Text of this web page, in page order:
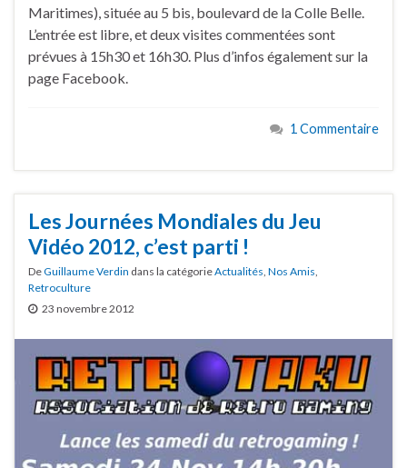
Maritimes), située au 5 bis, boulevard de la Colle Belle.
L’entrée est libre, et deux visites commentées sont
prévues à 15h30 et 16h30. Plus d’infos également sur la
page Facebook.
1 Commentaire
Les Journées Mondiales du Jeu
Vidéo 2012, c’est parti !
DeGuillaume Verdin dans la catégorieActualités Nos Amis
Retroculture
23 novembre 2012